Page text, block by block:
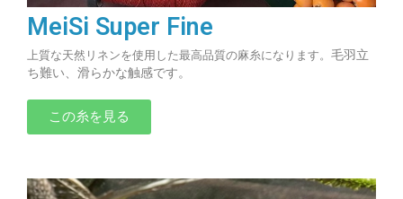
MeiSi Super Fine
上質な天然リネンを使用した最高品質の麻糸になります。 毛羽立
ち難い、滑らかな触感です。
この糸を見る